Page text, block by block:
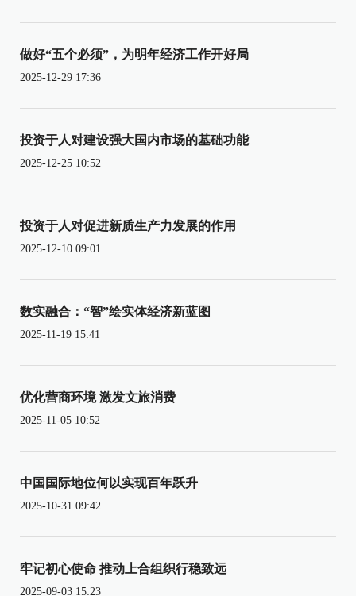
做好“五个必须”，为明年经济工作开好局
2025-12-29 17:36
投资于人对建设强大国内市场的基础功能
2025-12-25 10:52
投资于人对促进新质生产力发展的作用
2025-12-10 09:01
数实融合：“智”绘实体经济新蓝图
2025-11-19 15:41
优化营商环境 激发文旅消费
2025-11-05 10:52
中国国际地位何以实现百年跃升
2025-10-31 09:42
牢记初心使命 推动上合组织行稳致远
2025-09-03 15:23